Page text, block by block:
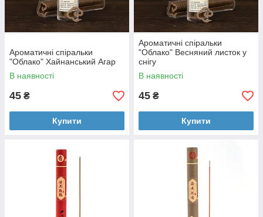
Ароматичні спіральки
"Облако" Хайнанський Агар
В наявності
45 ₴
Купити
Ароматичні спіральки
"Облако" Весняний листок у
снігу
В наявності
45 ₴
Купити